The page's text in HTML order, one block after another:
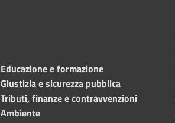
Educazione e formazione
Giustizia e sicurezza pubblica
Tributi, finanze e contravvenzioni
Ambiente